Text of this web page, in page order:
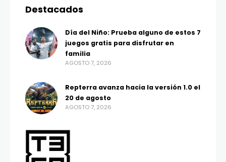
Destacados
Día del Niño: Prueba alguno de estos 7
juegos gratis para disfrutar en
familia
AGOSTO 7, 2026
Repterra avanza hacia la versión 1.0 el
20 de agosto
AGOSTO 7, 2026